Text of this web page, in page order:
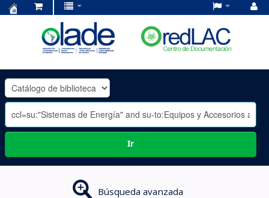
OLADE
-
Ir
Búsqueda avanzada